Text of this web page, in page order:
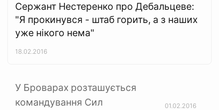
Сержант Нестеренко про Дебальцеве:
"Я прокинувся - штаб горить, а з наших
уже нікого нема"
18.02.2016
У Броварах розташується
командування Сил
01.02.2016